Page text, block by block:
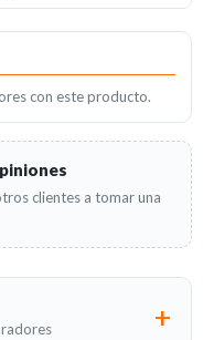
con este producto.
clientes a tomar una